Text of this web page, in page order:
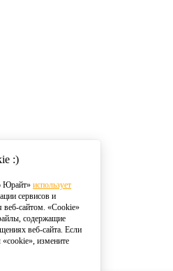
:)
Юрайт» использует
сервисов и
веб-сайтом. «Cookie»
содержащие
веб-сайта. Если
«cookie», измените